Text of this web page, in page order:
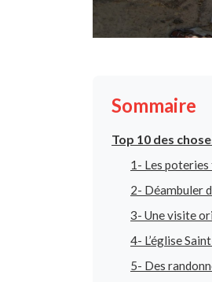
Sommaire
Top 10 des
1- Les
2- Déambuler
3- Une visite
4- L’église
5- Des